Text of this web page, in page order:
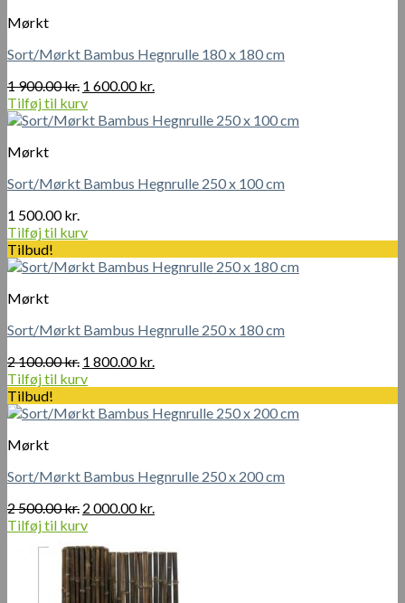
Mørkt
Sort/Mørkt Bambus Hegnrulle 180 x 180 cm
1 900.00kr. Den
oprindelige
pris
1 600.00kr.
pris
Tilføj til kurv
Mørkt
Sort/Mørkt Bambus Hegnrulle 250 x 100 cm
1 500.00kr.
Tilføj til kurv
Tilbud!
Mørkt
Sort/Mørkt Bambus Hegnrulle 250 x 180 cm
2 100.00kr. Den
oprindelige
var:
1 800.00kr.
er:
Tilføj til kurv
Tilbud!
Mørkt
Sort/Mørkt Bambus Hegnrulle 250 x 200 cm
2 500.00kr. Den
oprindelige
pris
var:
2
500.00 kr..
2 000.00kr.
er:
2
000.00 kr..
Tilføj til kurv